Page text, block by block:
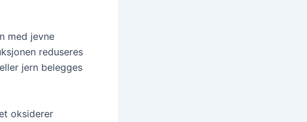
med jevne
reduseres
jern belegges
oksiderer